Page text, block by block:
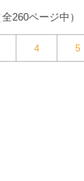
260ページ中）
4 5